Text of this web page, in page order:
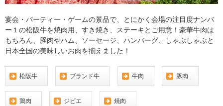
宴会・パーティー・ゲームの景品で、とにかく会場の注目度ナンバ
ー１の松阪牛を焼肉用、すき焼き、ステーキとご用意！豪華牛肉は
もちろん、豚肉やハム、ソーセージ、ハンバーグ、しゃぶしゃぶと
日本全国の美味しいお肉を揃えました！
松阪牛 ブランド牛 牛肉 豚肉
鶏肉 ジビエ 焼肉